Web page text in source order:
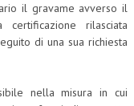
il gravame avverso il
rilasciata
di una sua richiesta
nella misura in cui